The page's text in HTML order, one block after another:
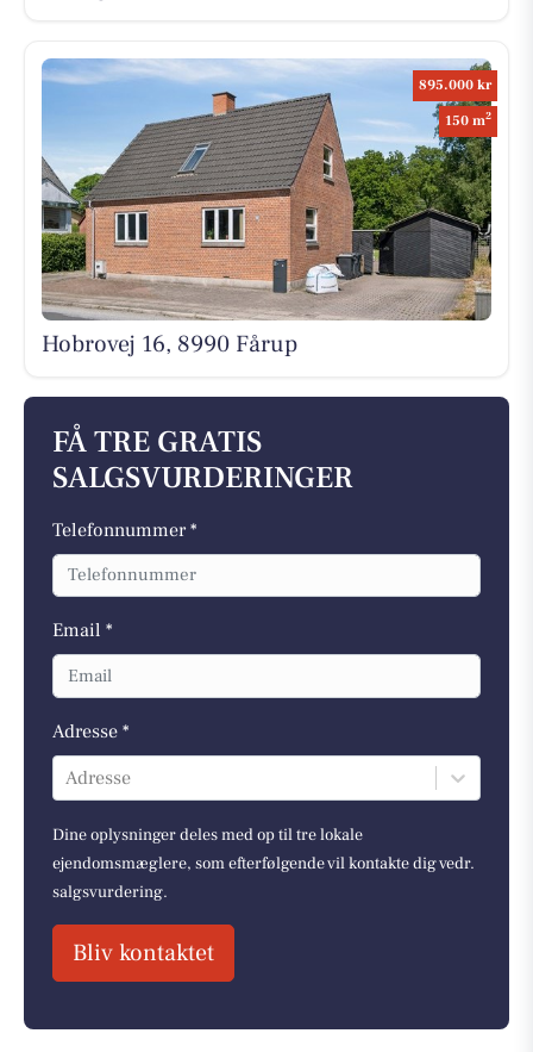
895.000 kr
150 m2
Hobrovej 16, 8990 Fårup
FÅ TRE GRATIS
SALGSVURDERINGER
Telefonnummer *
Email *
Adresse *
Adresse
Dine oplysninger deles med op til tre lokale
ejendomsmæglere, som efterfølgende vil kontakte dig vedr.
salgsvurdering.
Bliv kontaktet